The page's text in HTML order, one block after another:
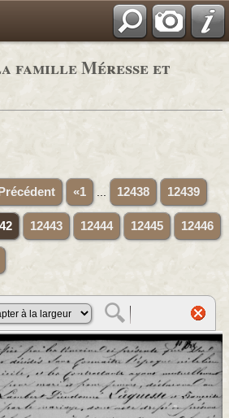
famille Méresse et
«1 12438 12439
12443 12444 12445 12446